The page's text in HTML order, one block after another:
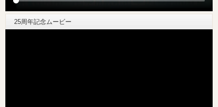
25周年記念ムービー